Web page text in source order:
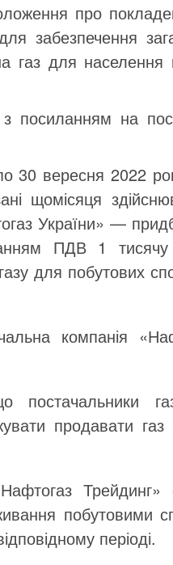
про
забезпечення
газ для населення
посиланням на
30 вересня 2022
щомісяця
України» —
ПДВ 1 тисячу
для побутових
компанія
постачальники
продавати
Трейдинг»
побутовими
періоді.